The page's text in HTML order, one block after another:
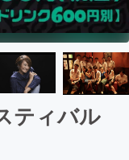
ティバル